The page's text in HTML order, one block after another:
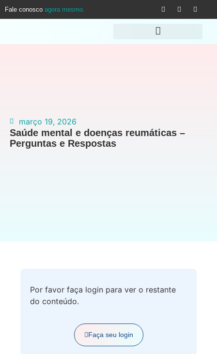
Fale conosco agora mesmo.
março 19, 2026
Saúde mental e doenças reumáticas –
Perguntas e Respostas
Por favor faça login para ver o restante
do conteúdo.
Faça seu login